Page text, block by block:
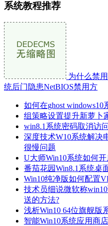
系统教程推荐
为什么禁
统后门隐患NetBIOS禁用方
如何在ghost
组策略设置提升新萝卜
win8.1系统密码取消访
深度技术W10系统解决
很慢问题
U大师Win10系统如何
番茄花园Win8.1系统桌
Win10纯净版如何配置
技术员细说微软称
送的方法?
浅析Win10 64位旗舰版
智能Win10系统应用商